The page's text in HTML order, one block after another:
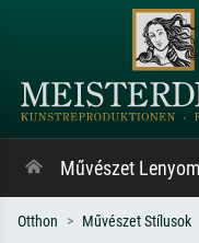
Művészet
Otthon Művészet Stílusok